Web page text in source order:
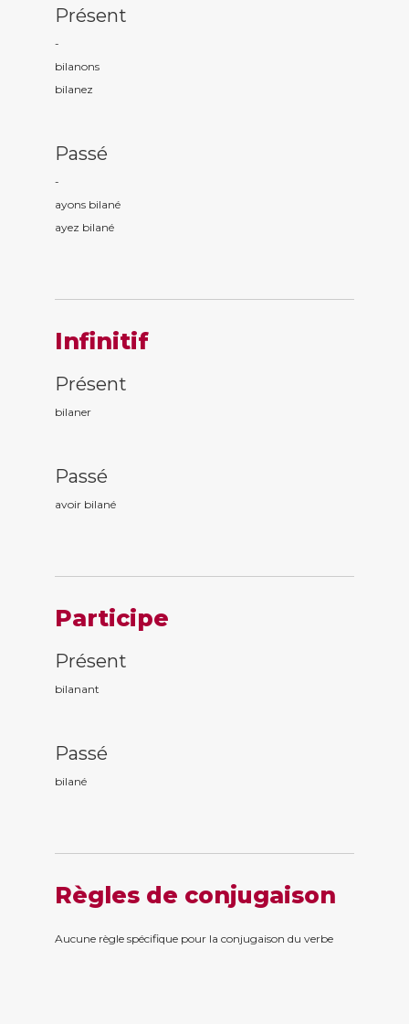
Présent
-
bilanons
bilanez
Passé
-
ayons bilané
ayez bilané
Infinitif
Présent
bilaner
Passé
avoir bilané
Participe
Présent
bilanant
Passé
bilané
Règles de conjugaison
Aucune règle spécifique pour la conjugaison du verbe